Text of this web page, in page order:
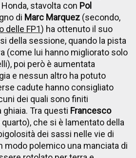
stavolta con Pol
di Marc Marquez (secondo,
delle FP1) ha ottenuto il suo
della sessione, quando la pista
(come lui hanno migliorato solo
poi però è aumentata
e nessun altro ha potuto
cadute hanno consigliato
dei quali sono finiti
Tra questi Francesco
che si è lamentato della
dei sassi nelle vie di
modo polemico una manciata di